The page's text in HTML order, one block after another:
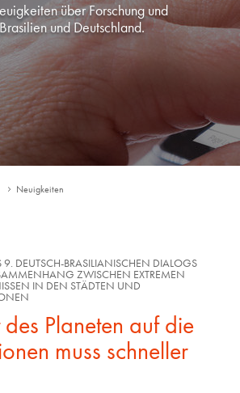
über Forschung und
und Deutschland.
Neuigkeiten
9. DEUTSCH-BRASILIANISCHEN DIALOGS
ZWISCHEN EXTREMEN
IN DEN STÄDTEN UND
Planeten auf die
muss schneller